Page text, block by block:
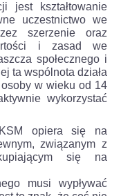
jest kształtowanie
uczestnictwo we
szerzenie oraz
i zasad we
społecznego i
ta wspólnota działa
w wieku od 14
wykorzystać
opiera się na
związanym z
się na
musi wypływać